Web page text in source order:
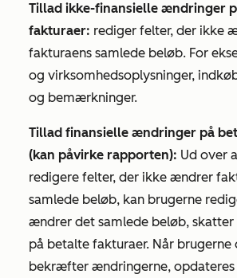
Tillad ikke-finansielle ændringer
fakturaer: rediger felter, der ikke
fakturaens samlede beløb. For
og virksomhedsoplysninger,
og bemærkninger.
Tillad finansielle ændringer på
(kan påvirke rapporten): Ud over
redigere felter, der ikke ændrer
samlede beløb, kan brugerne
ændrer det samlede beløb, skatter
på betalte fakturaer. Når brugerne
bekræfter ændringerne, opdateres